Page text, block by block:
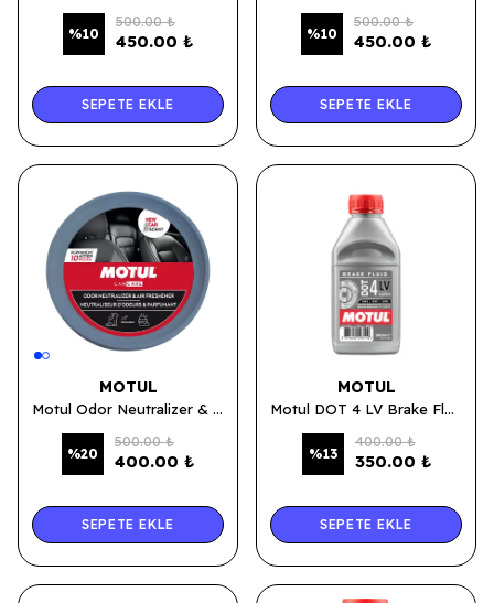
%10
500.00 ₺
450.00 ₺
SEPETE EKLE
%10
500.00 ₺
450.00 ₺
SEPETE EKLE
MOTUL
Motul Odor Neutralizer & Air Fresher Koku Nötralizatörü
%20
500.00 ₺
400.00 ₺
SEPETE EKLE
MOTUL
Motul DOT 4 LV Brake Fluid - Fren Hidrolik Yağı 500 ML.
%13
400.00 ₺
350.00 ₺
SEPETE EKLE